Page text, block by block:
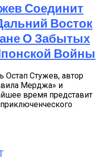
Соединит
Восток
О Забытых
Войны
Остап Стужев, автор
Мерджа» и
время представит